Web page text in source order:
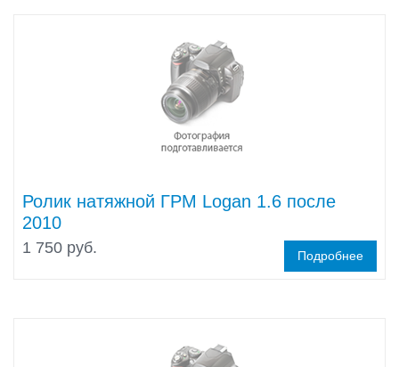
Ролик натяжной ГРМ Logan 1.6 после
2010
1 750 руб. Подробнее